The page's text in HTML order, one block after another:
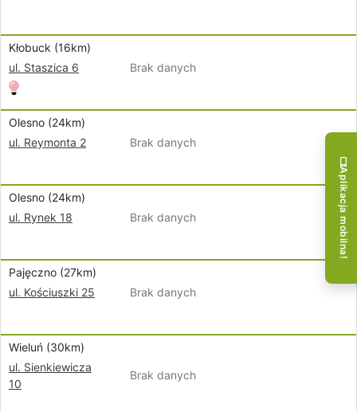
Kłobuck (16km)
ul. Staszica 6
Brak danych
Olesno (24km)
ul. Reymonta 2
Brak danych
Olesno (24km)
ul. Rynek 18
Brak danych
Pajęczno (27km)
ul. Kościuszki 25
Brak danych
Wieluń (30km)
ul. Sienkiewicza
10
Brak danych
Aplikacja mobilna!